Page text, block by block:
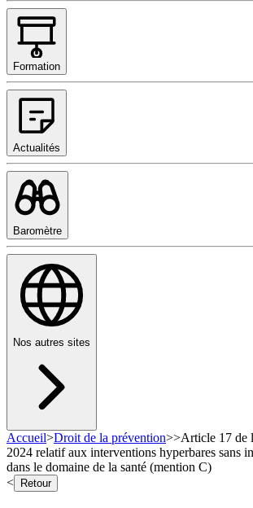
Formation
Actualités
Baromètre
Nos autres sites
Accueil>Droit de la prévention>>Article 17 de
2024 relatif aux interventions hyperbares sans
dans le domaine de la santé (mention C)
<
Retour